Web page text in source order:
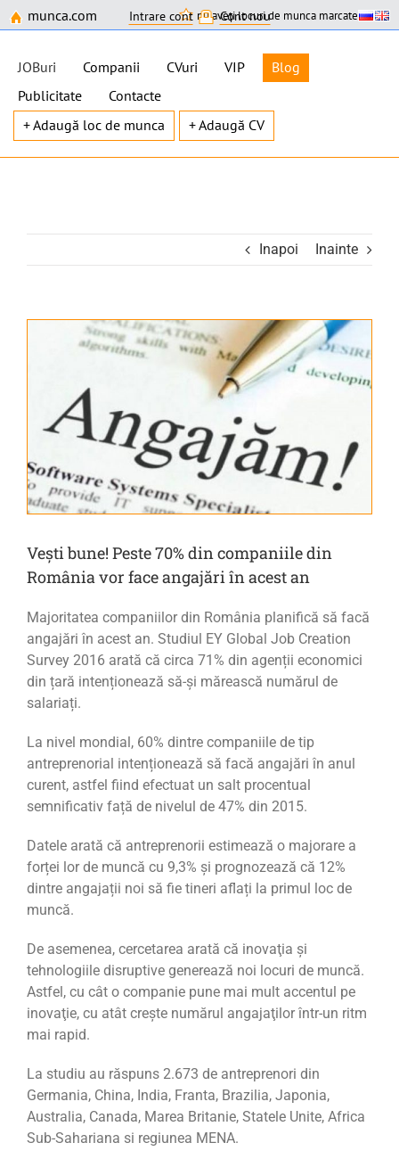
munca.com Intrare cont Cont nou
nu aveți locuri de munca marcate
JOBuri Companii CVuri VIP
Blog
Publicitate
Contacte
+ Adaugă loc de munca
+ Adaugă CV
content
Inapoi Inainte
Vești bune! Peste 70% din companiile din
România vor face angajări în acest an
Majoritatea companiilor din România planifică să facă
angajări în acest an. Studiul EY Global Job Creation
Survey 2016 arată că circa 71% din agenții economici
din țară intenționează să-și mărească numărul de
salariați.
La nivel mondial, 60% dintre companiile de tip
antreprenorial intenționează să facă angajări în anul
curent, astfel fiind efectuat un salt procentual
semnificativ față de nivelul de 47% din 2015.
Datele arată că antreprenorii estimează o majorare a
forței lor de muncă cu 9,3% și prognozează că 12%
dintre angajații noi să fie tineri aflați la primul loc de
muncă.
De asemenea, cercetarea arată că inovaţia şi
tehnologiile disruptive generează noi locuri de muncă.
Astfel, cu cât o companie pune mai mult accentul pe
inovaţie, cu atât creşte numărul angajaţilor într-un ritm
mai rapid.
La studiu au răspuns 2.673 de antreprenori din
Germania, China, India, Franta, Brazilia, Japonia,
Australia, Canada, Marea Britanie, Statele Unite, Africa
Sub-Sahariana si regiunea MENA.